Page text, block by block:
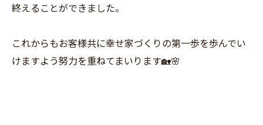
終えることができました。
これからもお客様共に幸せ家づくりの第一歩を歩んでい
けますよう努力を重ねてまいります🏡🌸